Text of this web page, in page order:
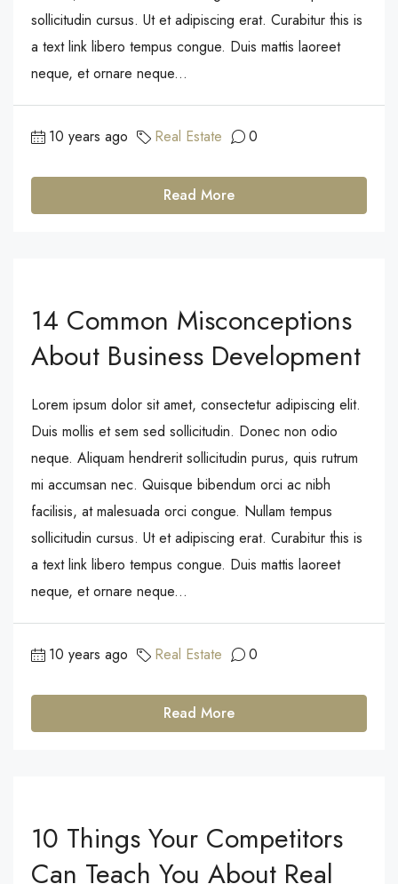
sollicitudin cursus. Ut et adipiscing erat. Curabitur this is
a text link libero tempus congue. Duis mattis laoreet
neque, et ornare neque...
10 years ago Real Estate 0
Read More
14 Common Misconceptions
About Business Development
Lorem ipsum dolor sit amet, consectetur adipiscing elit.
Duis mollis et sem sed sollicitudin. Donec non odio
neque. Aliquam hendrerit sollicitudin purus, quis rutrum
mi accumsan nec. Quisque bibendum orci ac nibh
facilisis, at malesuada orci congue. Nullam tempus
sollicitudin cursus. Ut et adipiscing erat. Curabitur this is
a text link libero tempus congue. Duis mattis laoreet
neque, et ornare neque...
10 years ago Real Estate 0
Read More
10 Things Your Competitors
Can Teach You About Real